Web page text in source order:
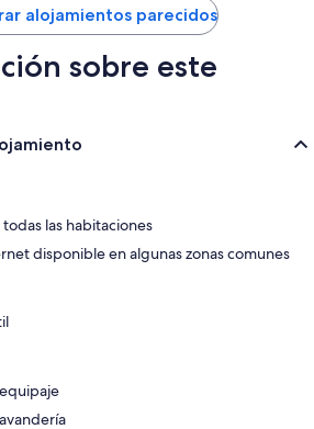
de
125 €
alojamientos parecidos
sobre este
las habitaciones
disponible en algunas zonas comunes